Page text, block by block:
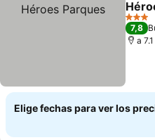
Ver
3
7,8
a
Elige fechas para ver los